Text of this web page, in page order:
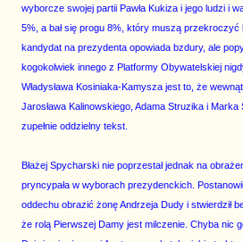
wyborcze swojej partii Pawła Kukiza i jego ludzi i
5%, a bał się progu 8%, który muszą
kandydat na prezydenta opowiada bzdury, ale
kogokolwiek innego z Platformy Obywatelskiej
Władysława Kosiniaka-Kamysza jest to, że
Jarosława Kalinowskiego, Adama Struzika i Marka
zupełnie oddzielny tekst.
Błażej Spycharski nie poprzestał jednak na
pryncypała w wyborach prezydenckich.
oddechu obrazić żonę Andrzeja Dudy i stwierdził
że rolą Pierwszej Damy jest milczenie. Chyba nic